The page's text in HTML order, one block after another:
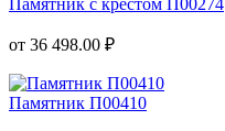
от 36 498.00 ₽
Памятник П00410